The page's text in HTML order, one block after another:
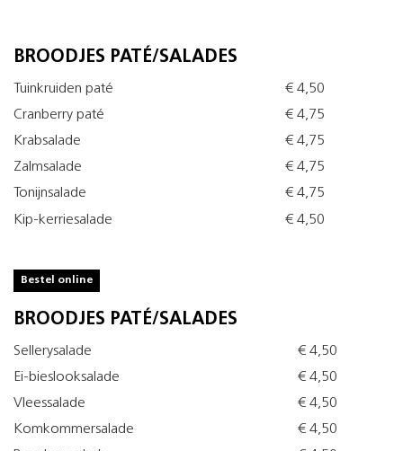
BROODJES PATÉ/SALADES
Tuinkruiden paté
€ 4,50
Cranberry paté
€ 4,75
Krabsalade
€ 4,75
Zalmsalade
€ 4,75
Tonijnsalade
€ 4,75
Kip-kerriesalade
€ 4,50
Bestel online
BROODJES PATÉ/SALADES
Sellerysalade
€ 4,50
Ei-bieslooksalade
€ 4,50
Vleessalade
€ 4,50
Komkommersalade
€ 4,50